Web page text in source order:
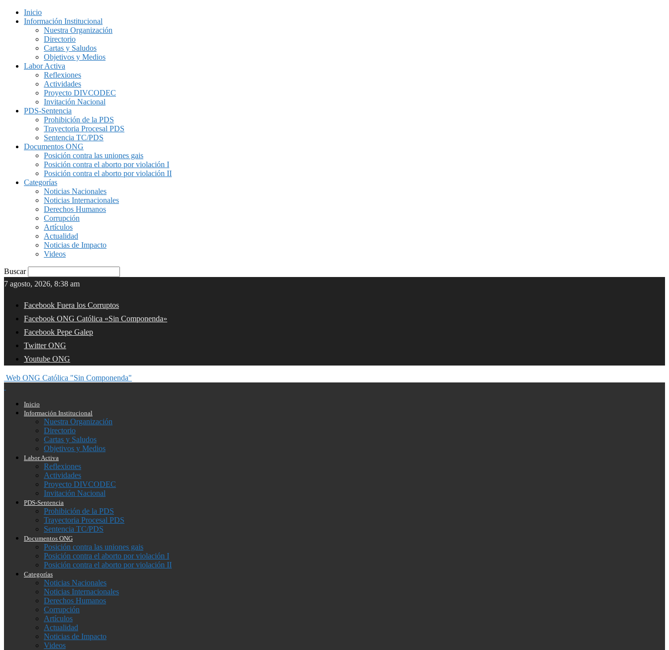
Inicio
Información Institucional
Nuestra Organización
Directorio
Cartas y Saludos
Objetivos y Medios
Labor Activa
Reflexiones
Actividades
Proyecto DIVCODEC
Invitación Nacional
PDS-Sentencia
Prohibición de la PDS
Trayectoria Procesal PDS
Sentencia TC/PDS
Documentos ONG
Posición contra las uniones gais
Posición contra el aborto por violación I
Posición contra el aborto por violación II
Categorías
Noticias Nacionales
Noticias Internacionales
Derechos Humanos
Corrupción
Artículos
Actualidad
Noticias de Impacto
Videos
Buscar
7 agosto, 2026, 8:38 am
Facebook Fuera los Corruptos
Facebook ONG Católica «Sin Componenda»
Facebook Pepe Galep
Twitter ONG
Youtube ONG
Web ONG Católica "Sin Componenda"
Inicio
Información Institucional
Nuestra Organización
Directorio
Cartas y Saludos
Objetivos y Medios
Labor Activa
Reflexiones
Actividades
Proyecto DIVCODEC
Invitación Nacional
PDS-Sentencia
Prohibición de la PDS
Trayectoria Procesal PDS
Sentencia TC/PDS
Documentos ONG
Posición contra las uniones gais
Posición contra el aborto por violación I
Posición contra el aborto por violación II
Categorías
Noticias Nacionales
Noticias Internacionales
Derechos Humanos
Corrupción
Artículos
Actualidad
Noticias de Impacto
Videos